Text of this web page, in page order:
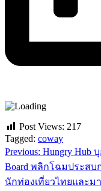
Post Views: 217
Tagged: coway
แนะแนว
เรื่อง
Previous: Hungry Hub
Board พลิกโฉมประส
นักท่องเที่ยวไทยและม